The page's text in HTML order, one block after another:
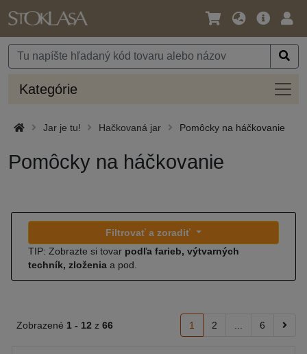
Jazyk
Mena
Hlavná
Kategórie
Jar je tu! Hačkovaná jar Pomôcky na háčkovanie
Pomôcky na háčkovanie
Filtrovať a zoradiť
TIP: Zobrazte si tovar podľa farieb, výtvarných
techník, zloženia a pod.
Zobrazené 1 - 12 z 66 1 2 6